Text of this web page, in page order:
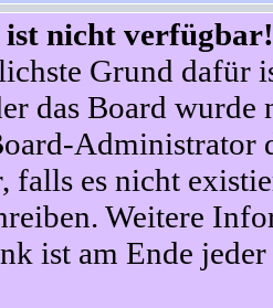
ist nicht verfügbar!
Grund dafür
das Board wurde
Administrator
falls es nicht
Weitere
ist am Ende jeder